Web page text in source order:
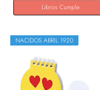
Libros Cumple
NACIDOS ABRIL 1920